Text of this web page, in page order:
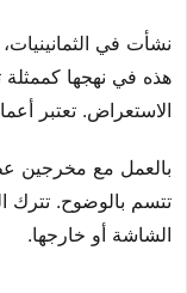
نشأت في
هذه في نهجها كممثلة
الاستعراض. تعتبر
بالعمل مع مخرجين
تتسم بالوضوح. تترك
الشاشة أو خارجها.